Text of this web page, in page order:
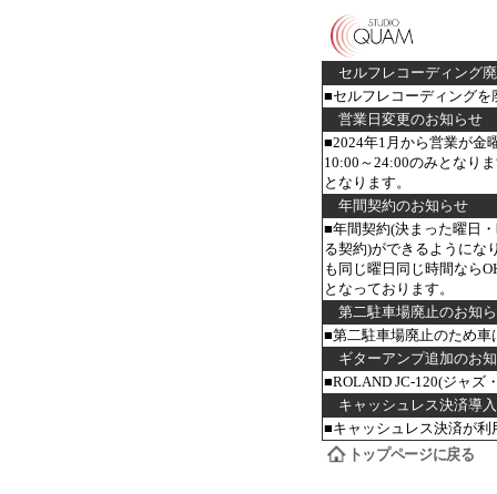
セルフレコーディング
■セルフレコーディング
営業日変更のお知らせ
■2024年1月から営業が金
10:00～24:00のみとなり
となります。
年間契約のお知らせ
■年間契約(決まった曜日
る契約)ができるようにな
も同じ曜日同じ時間なら
となっております。
第二駐車場廃止のお知
■第二駐車場廃止のため
ギターアンプ追加のお
■ROLAND JC-120(ジャズ
キャッシュレス決済導
■キャッシュレス決済が